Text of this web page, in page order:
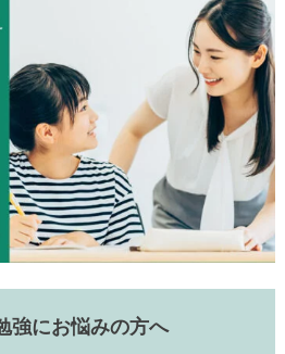
強にお悩みの方へ